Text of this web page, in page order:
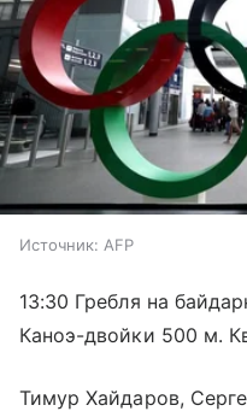
Источник: AFP
13:30 Гребля на
Каноэ-двойки 500 м.
Тимур Хайдаров,